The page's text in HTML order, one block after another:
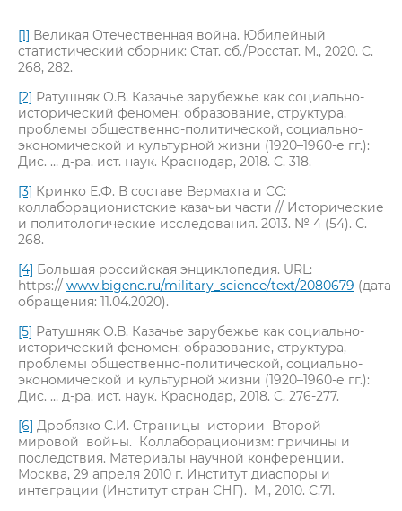
[1] Великая Отечественная война. Юбилейный
статистический сборник: Стат. сб./Росстат. М., 2020. С.
268, 282.
[2] Ратушняк О.В. Казачье зарубежье как социально-
исторический феномен: образование, структура,
проблемы общественно-политической, социально-
экономической и культурной жизни (1920–1960-е гг.):
Дис. … д-ра. ист. наук. Краснодар, 2018. С. 318.
[3] Кринко Е.Ф. В составе Вермахта и СС:
коллаборационистские казачьи части // Исторические
и политологические исследования. 2013. № 4 (54). С.
268.
[4] Большая российская энциклопедия. URL:
https:// www.bigenc.ru/military_science/text/2080679 (дата
обращения: 11.04.2020).
[5] Ратушняк О.В. Казачье зарубежье как социально-
исторический феномен: образование, структура,
проблемы общественно-политической, социально-
экономической и культурной жизни (1920–1960-е гг.):
Дис. … д-ра. ист. наук. Краснодар, 2018. С. 276-277.
[6] Дробязко С.И. Страницы истории Второй
мировой войны. Коллаборационизм: причины и
последствия. Материалы научной конференции.
Москва, 29 апреля 2010 г. Институт диаспоры и
интеграции (Институт стран СНГ). М., 2010. С.71.